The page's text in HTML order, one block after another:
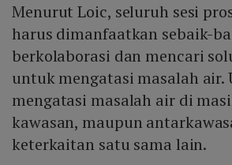
Menurut Loic, seluruh sesi
harus dimanfaatkan sebaik-
berkolaborasi dan mencari
untuk mengatasi masalah air.
mengatasi masalah air di
kawasan, maupun
keterkaitan satu sama lain.